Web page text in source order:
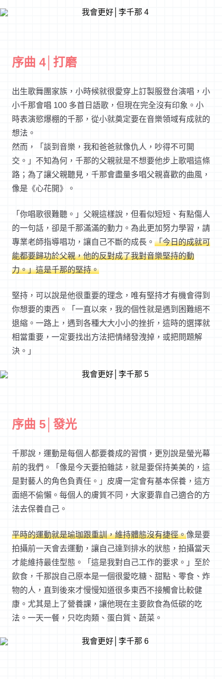
序曲 4│打磨
出生歌舞團家族，小時候就很愛穿上訂製服登台演唱，小
小千那會唱 100 多首日語歌，但現在完全沒有印象。小
時表演慾爆棚的千那，從小就奠定要在音樂領域有成就的
想法。
然而，「談到音樂，我和爸爸就像仇人，吵得不可開
交。」不知為何，千那的父親就是不想要他步上歌唱這條
路；為了讓父親聽見，千那會盡量多唱父親喜歡的曲風，
像是《心花開》。
「你唱歌很難聽。」父親這樣說，但看似短短、有點傷人
的一句話，卻是千那滿滿的動力。為此更加努力學習，請
專業老師指導唱功，讓自己不斷的成長。 「今日的成就可
能都要歸功於父親，他的反對成了我對音樂堅持的動
力。」這是千那的堅持。
堅持，可以說是他很重要的理念，唯有堅持才有機會得到
你想要的東西。「一直以來，我的個性就是遇到困難絕不
退縮。一路上，遇到各種大大小小的挫折，這時的選擇就
相當重要，一定要找出方法把情緒發洩掉，或把問題解
決。」
序曲 5│發光
千那說，運動是每個人都要養成的習慣，更別說是螢光幕
前的我們。「像是今天要拍雜誌，就是要保持美美的，這
是對藝人的角色負責任。」皮膚一定會有基本保養，這方
面絕不偷懶。每個人的膚質不同，大家要靠自己適合的方
法去保養自己。
平時的運動就是瑜珈跟重訓，維持體態沒有捷徑。像是要
拍攝前一天會去運動，讓自己達到排水的狀態，拍攝當天
才能維持最佳型態。「這是我對自己工作的要求。」至於
飲食，千那說自己原本是一個很愛吃糖、甜點、零食、炸
物的人，直到後來才慢慢知道很多東西不接觸會比較健
康。尤其是上了營養課，讓他現在主要飲食為低碳的吃
法。一天一餐，只吃肉類、蛋白質、蔬菜。